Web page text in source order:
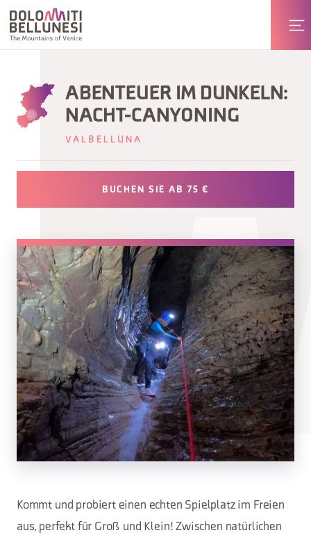
ABENTEUER IM DUNKELN:
NACHT-CANYONING
VALBELLUNA
BUCHEN SIE AB 75 €
Kommt und probiert einen echten Spielplatz im Freien
aus, perfekt für Groß und Klein! Zwischen natürlichen